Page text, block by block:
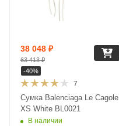
7
Сумка Balenciaga Le Cagole
XS White BL0021
В наличии
38 048 ₽
63 413₽
-40%